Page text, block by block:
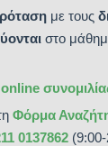
με τους
στο
online
Φόρμα
0137862